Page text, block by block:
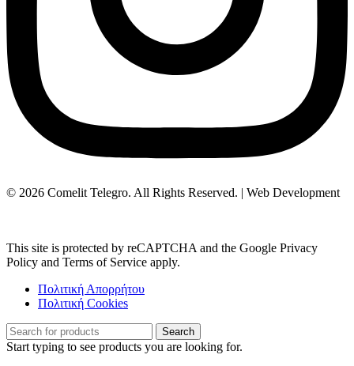
© 2026 Comelit Telegro. All Rights Reserved. | Web Development
This site is protected by reCAPTCHA and the Google Privacy
Policy and Terms of Service apply.
Πολιτική Απορρήτου
Πολιτική Cookies
Search
Start typing to see products you are looking for.